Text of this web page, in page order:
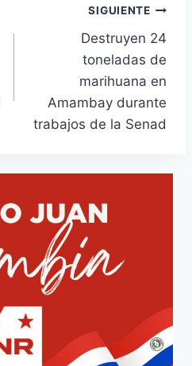
SIGUIENTE
Destruyen 24
toneladas de
marihuana en
Amambay durante
trabajos de la Senad